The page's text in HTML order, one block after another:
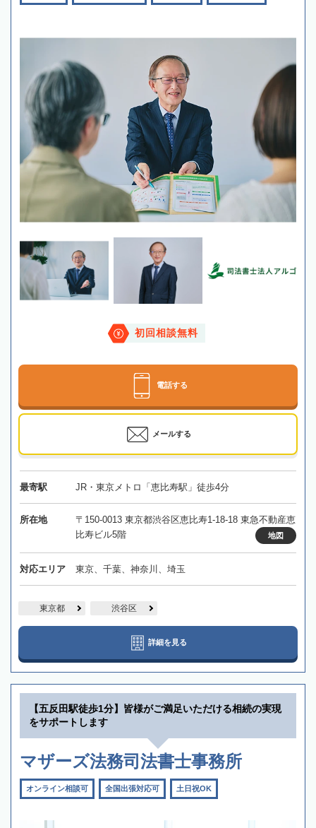
初回相談無料
電話する
メールする
最寄駅 JR・東京メトロ「恵比寿駅」徒歩4分
所在地
〒150-0013 東京都渋谷区恵比寿1-18-18 東急不動産恵
比寿ビル5階
地図
対応エリア 東京、千葉、神奈川、埼玉
東京都 渋谷区
詳細を見る
【五反田駅徒歩1分】皆様がご満足いただける相続の実現
をサポートします
マザーズ法務司法書士事務所
オンライン相談可 全国出張対応可 土日祝OK